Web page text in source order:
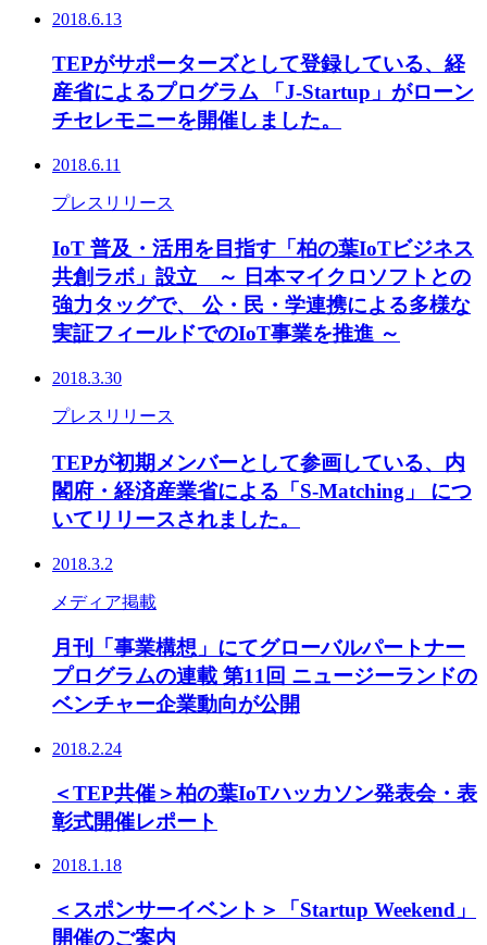
2018.6.13
TEPがサポーターズとして登録している、経
産省によるプログラム 「J-Startup」がローン
チセレモニーを開催しました。
2018.6.11
プレスリリース
IoT 普及・活用を目指す「柏の葉IoTビジネス
共創ラボ」設立 ～ 日本マイクロソフトとの
強力タッグで、 公・民・学連携による多様な
実証フィールドでのIoT事業を推進 ～
2018.3.30
プレスリリース
TEPが初期メンバーとして参画している、内
閣府・経済産業省による「S-Matching」 につ
いてリリースされました。
2018.3.2
メディア掲載
月刊「事業構想」にてグローバルパートナー
プログラムの連載 第11回 ニュージーランドの
ベンチャー企業動向が公開
2018.2.24
＜TEP共催＞柏の葉IoTハッカソン発表会・表
彰式開催レポート
2018.1.18
＜スポンサーイベント＞「Startup Weekend」
開催のご案内